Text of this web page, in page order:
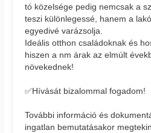
tó közelsége pedig nemcsak a
teszi különlegessé, hanem a
egyedivé varázsolja.
Ideális otthon családoknak és
hiszen a nm árak az elmúlt
növekednek!
✅Hívását bizalommal fogadom!
További információ és
ingatlan bemutatásakor